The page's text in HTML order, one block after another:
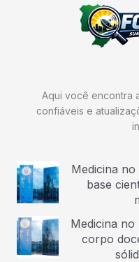
Aqui você encontra
confiáveis e
Medicina
base
Medicina
corpo